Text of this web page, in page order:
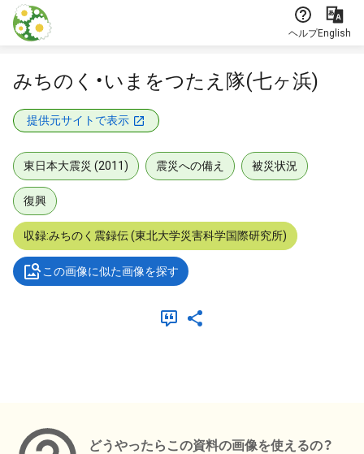
本文に飛ぶ
ヘルプEnglish
みちのく・いまをつたえ隊(七ヶ浜)
提供元サイトで表示
東日本大震災 (2011) 震災への備え 被災状況
復興
収録:みちのく震録伝 (東北大学災害科学国際研究所)
この画像に似た画像を探す
どうやったらこの資料の画像を使えるの？